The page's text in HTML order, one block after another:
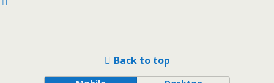
Back to top